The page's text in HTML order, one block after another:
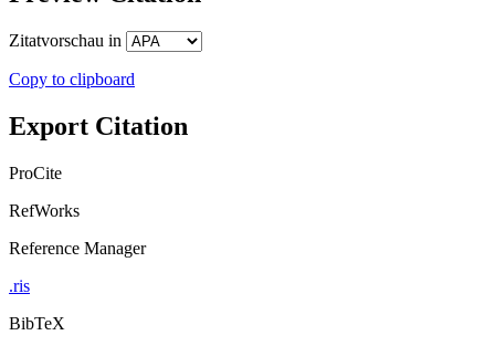
Zitatvorschau in
Copy to clipboard
Export Citation
ProCite
RefWorks
Reference Manager
.ris
BibTeX